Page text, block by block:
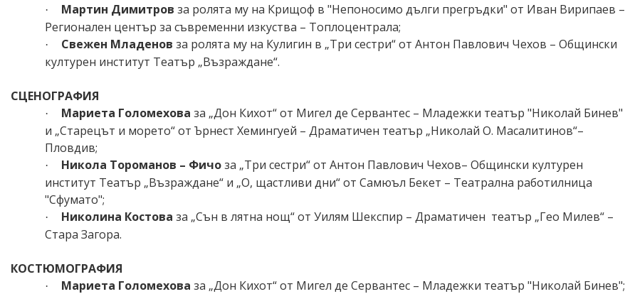
· Мартин Димитров за ролята му на Крищоф в "Непоносимо дълги прегръдки" от Иван Вирипаев –
Регионален център за съвременни изкуства – Топлоцентрала;
· Свежен Младенов за ролята му на Кулигин в „Три сестри“ от Антон Павлович Чехов – Общински
културен институт Театър „Възраждане“.
СЦЕНОГРАФИЯ
· Мариета Голомехова за „Дон Кихот“ от Мигел де Сервантес – Младежки театър "Николай Бинев"
и „Старецът и морето“ от Ърнест Хемингуей – Драматичен театър „Николай О. Масалитинов“–
Пловдив;
· Никола Тороманов – Фичоза „Три сестри“ от Антон Павлович Чехов– Общински културен
институт Театър „Възраждане“ и „О, щастливи дни“ от Самюъл Бекет – Театрална работилница
"Сфумато";
· Николина Костова за „Сън в лятна нощ“ от Уилям Шекспир – Драматичен театър „Гео Милев“ –
Стара Загора.
КОСТЮМОГРАФИЯ
· Мариета Голомехова за „Дон Кихот“ от Мигел де Сервантес – Младежки театър "Николай Бинев";